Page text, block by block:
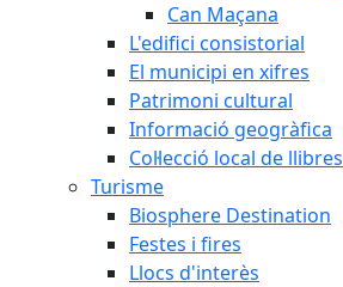
Can Maçana
L'edifici consistorial
El municipi en xifres
Patrimoni cultural
Informació geogràfica
Col·lecció local de llibres
Turisme
Biosphere Destination
Festes i fires
Llocs d'interès